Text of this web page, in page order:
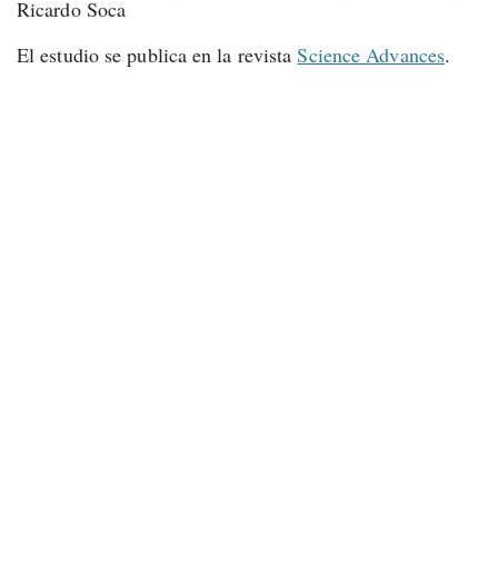
Ricardo Soca
El estudio se publica en la revistaScience Advances.